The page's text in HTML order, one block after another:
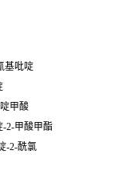
基吡啶
甲酸
-2-甲酸甲酯
-2-酰氯